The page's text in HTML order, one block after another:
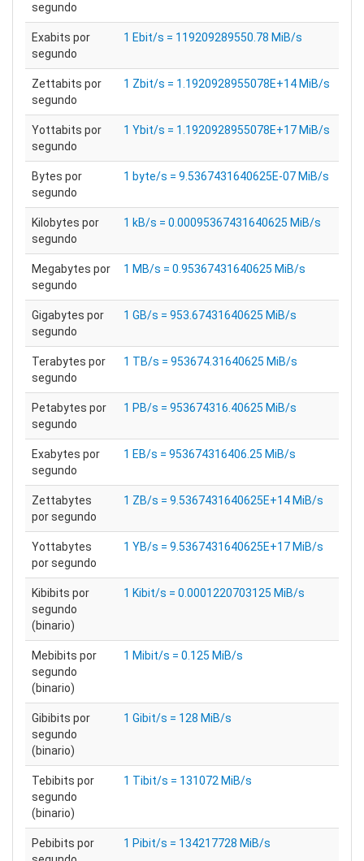
segundo
Exabits por
segundo
1 Ebit/s = 119209289550.78 MiB/s
Zettabits por
segundo
1 Zbit/s = 1.1920928955078E+14 MiB/s
Yottabits por
segundo
1 Ybit/s = 1.1920928955078E+17 MiB/s
Bytes por
segundo
1 byte/s = 9.5367431640625E-07 MiB/s
Kilobytes por
segundo
1 kB/s = 0.00095367431640625 MiB/s
Megabytes por
segundo
1 MB/s = 0.95367431640625 MiB/s
Gigabytes por
segundo
1 GB/s = 953.67431640625 MiB/s
Terabytes por
segundo
1 TB/s = 953674.31640625 MiB/s
Petabytes por
segundo
1 PB/s = 953674316.40625 MiB/s
Exabytes por
segundo
1 EB/s = 953674316406.25 MiB/s
Zettabytes
por segundo
1 ZB/s = 9.5367431640625E+14 MiB/s
Yottabytes
por segundo
1 YB/s = 9.5367431640625E+17 MiB/s
Kibibits por
segundo
(binario)
1 Kibit/s = 0.0001220703125 MiB/s
Mebibits por
segundo
(binario)
1 Mibit/s = 0.125 MiB/s
Gibibits por
segundo
(binario)
1 Gibit/s = 128 MiB/s
Tebibits por
segundo
(binario)
1 Tibit/s = 131072 MiB/s
Pebibits por
1 Pibit/s = 134217728 MiB/s